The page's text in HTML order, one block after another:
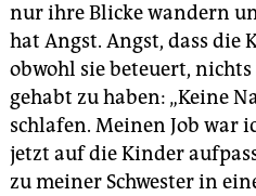
nur ihre Blicke wandern
hat Angst. Angst, dass die
obwohl sie beteuert,
gehabt zu haben: „Keine
schlafen. Meinen Job war
jetzt auf die Kinder
zu meiner Schwester in